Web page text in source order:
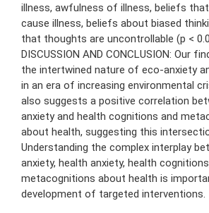
illness, awfulness of illness, beliefs
cause illness, beliefs about biased
that thoughts are uncontrollable (p <
DISCUSSION AND CONCLUSION: Our
the intertwined nature of eco-anxiety
in an era of increasing environmental
also suggests a positive correlation
anxiety and health cognitions and
about health, suggesting this
Understanding the complex interplay
anxiety, health anxiety, health
metacognitions about health is
development of targeted interventions.